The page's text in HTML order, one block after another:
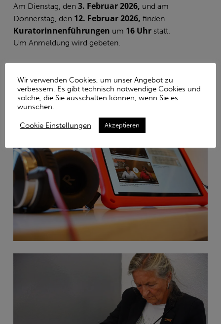
Am Dienstag, den 3. Februar 2026, und am
Donnerstag, den12. Februar 2026, finden
Kuratorinnenführungen um 16 Uhrstatt.
Um Anmeldung wird gebeten.
Amthordurchgang 9, 07545 Gera
Wir verwenden Cookies, um unser Angebot zu
verbessern. Es gibt technisch notwendige Cookies und
solche, die Sie ausschalten können, wenn Sie es
wünschen.
Cookie Einstellungen Akzeptieren